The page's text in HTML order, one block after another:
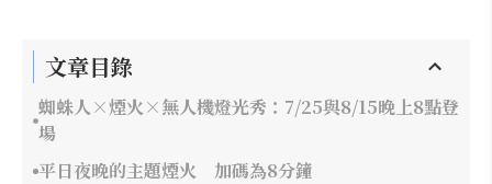
文章目錄
蜘蛛人×煙火×無人機燈光秀：7/25與8/15晚上8點登
場
平日夜晚的主題煙火 加碼為8分鐘